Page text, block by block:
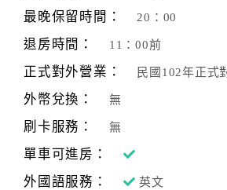
款
據
作
提
最晚保留時間： 20：00
退房時間： 11：00前
正式對外營業： 民國102年正式
外幣兌換： 無
刷卡服務： 無
單車可進房：
外國語服務：
英文